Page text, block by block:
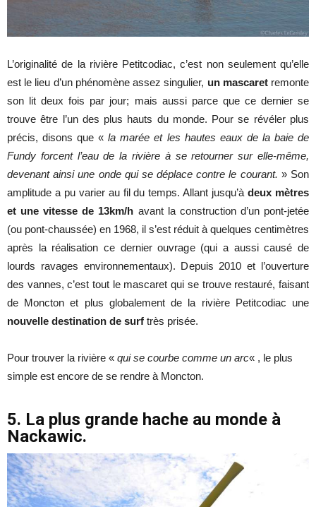
L’originalité de la rivière Petitcodiac, c’est non seulement qu’elle
est le lieu d’un phénomène assez singulier, un mascaretremonte
son lit deux fois par jour; mais aussi parce que ce dernier se
trouve être l’un des plus hauts du monde. Pour se révéler plus
précis, disons que «la marée et les hautes eaux de la baie de
Fundy forcent l’eau de la rivière à se retourner sur elle-même,
devenant ainsi une onde qui se déplace contre le courant. » Son
amplitude a pu varier au fil du temps. Allant jusqu’àdeux mètres
et une vitesse de 13km/h avant la construction d’un pont-jetée
(ou pont-chaussée) en 1968, il s’est réduit à quelques centimètres
après la réalisation ce dernier ouvrage (qui a aussi causé de
lourds ravages environnementaux). Depuis 2010 et l’ouverture
des vannes, c’est tout le mascaret qui se trouve restauré, faisant
de Moncton et plus globalement de la rivière Petitcodiac une
nouvelle destination de surf très prisée.
Pour trouver la rivière « qui se courbe comme un arc« , le plus
simple est encore de se rendre à Moncton.
5. La plus grande hache au monde à
Nackawic.